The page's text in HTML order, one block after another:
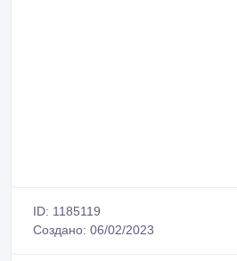
ID: 1185119
Создано: 06/02/2023